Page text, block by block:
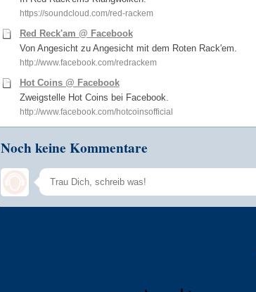
https://soundcloud.com/red-rackem
Red Reck'am @ Facebook
Von Angesicht zu Angesicht mit dem Roten Rack'em.
http://www.facebook.com/redrackem
Hot Coins @ Facebook
Zweigstelle Hot Coins bei Facebook.
http://www.facebook.com/hotcoinsofficial
Noch keine Kommentare